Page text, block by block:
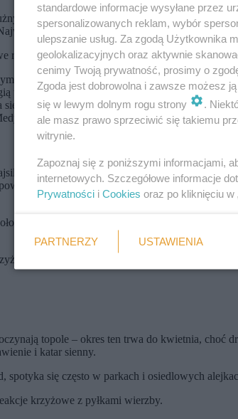
żółtych kwiatostanach, które rośnie
pyłki leszczyny pojawiają się w
reakcje alergiczne z pyłkami: brzozy, olchy,
alergenem, że pojawiając się jako pierwszy
wziewną, alergiczne odczyny zapalne dróg
się, że występujące u nich reakcje alergiczne
w Łodzi.PAP
stężeniu. Olcha pyli od połowy lutego
atmosferycznym bezpośrednio po
marca - wówczas jej alergeny mają bardzo
z alergenami leszczyny, brzozy, buku i
topole – okres ten trwa do kwietnia, choć
i katar sienny.
się często w parkach i osiedlowych
krzyżowe z pyłkami wierzby.
standardowe informacje wysyłane przez
spersonalizowanych reklam, wybór
ulepszanie usług. Za zgodą Użytkownika
geolokalizacyjnych oraz aktywnie
cenimy Twoją prywatność, prosimy o
Zgoda jest dobrowolna i zawsze możesz
się w lewym dolnym rogu strony
.
ale masz prawo sprzeciwić się takiemu
witrynie.
Zapoznaj się z poniższymi informacjami,
internetowych. Szczegółowe informacje
Prywatności i Cookies oraz po kliknięciu w
PARTNERZY USTAWIENIA